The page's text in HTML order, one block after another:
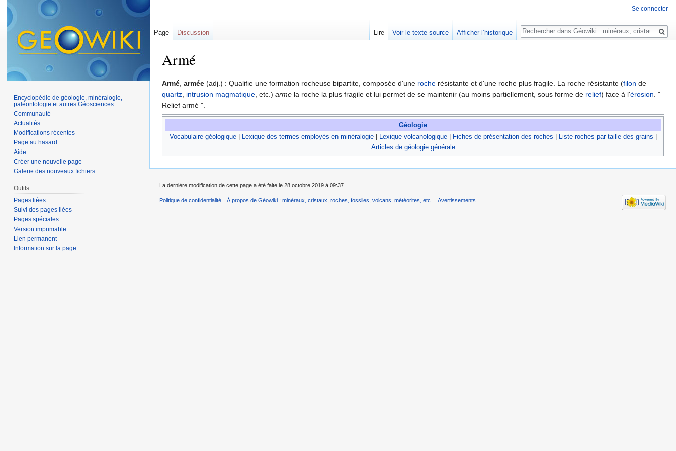
Armé
Armé, armée (adj.) : Qualifie une formation rocheuse bipartite, composée d'une roche résistante et d'une roche plus fragile. La roche résistante (filon de
quartz, intrusion magmatique, etc.) arme la roche la plus fragile et lui permet de se maintenir (au moins partiellement, sous forme de relief) face à l'érosion. "
Relief armé ".
Géologie
Vocabulaire géologique| Lexique des termes employés en minéralogie| Lexique volcanologique| Fiches de présentation des roches Liste roches par taille des grains
Articles de géologie générale
Se connecter
Page Discussion Lire Voir le texte source Afficher l’historique
Rechercher
Encyclopédie de géologie, minéralogie,
paléontologie et autres Géosciences
Communauté
Actualités
Modifications récentes
Page au hasard
Aide
Créer une nouvelle page
Galerie des nouveaux fichiers
Outils
Pages liées
Suivi des pages liées
Pages spéciales
Version imprimable
Lien permanent
Information sur la page
La dernière modification de cette page a été faite le 28 octobre 2019 à 09:37.
Politique de confidentialité À propos de Géowiki : minéraux, cristaux, roches, fossiles, volcans, météorites, etc. Avertissements